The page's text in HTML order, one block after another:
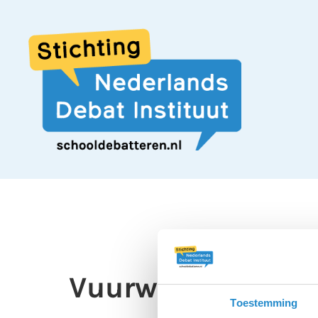
Toestemming
Vuurwerkshows